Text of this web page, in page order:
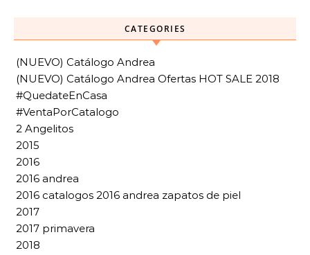
CATEGORIES
(NUEVO) Catálogo Andrea
(NUEVO) Catálogo Andrea Ofertas HOT SALE 2018
#QuedateEnCasa
#VentaPorCatalogo
2 Angelitos
2015
2016
2016 andrea
2016 catalogos 2016 andrea zapatos de piel
2017
2017 primavera
2018